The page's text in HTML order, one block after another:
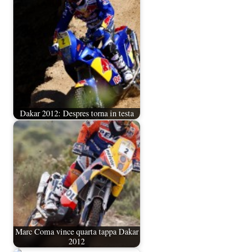
Dakar 2012: Despres torna in testa
Marc Coma vince quarta tappa Dakar
2012